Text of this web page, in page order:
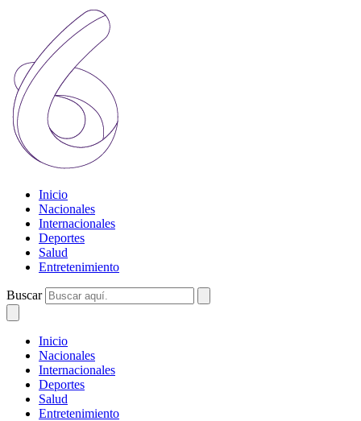
Inicio
Nacionales
Internacionales
Deportes
Salud
Entretenimiento
Buscar
Inicio
Nacionales
Internacionales
Deportes
Salud
Entretenimiento